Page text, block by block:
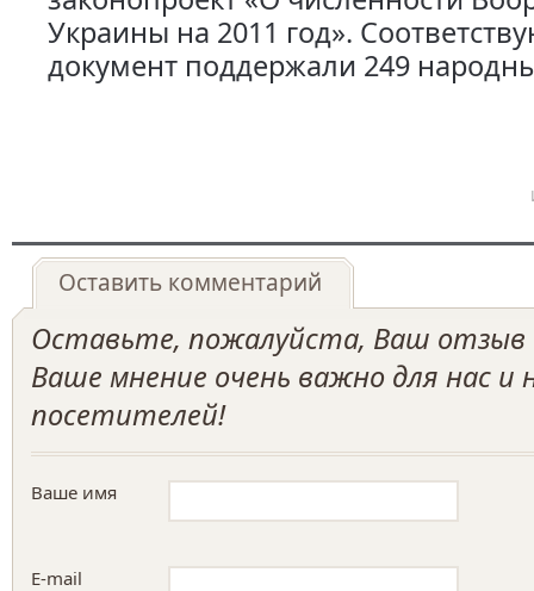
Украины на 2011 год».
документ поддержали 249
Оставить комментарий
Оставьте, пожалуйста, Ваш отзыв
Ваше мнение очень важно для нас и
посетителей!
Ваше имя
E-mail